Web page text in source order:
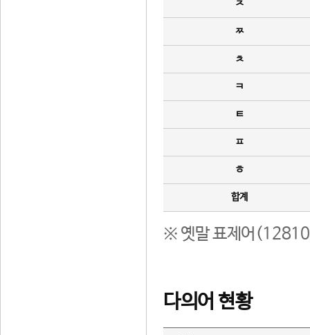
ㅈ
ㅉ
ㅊ
ㅋ
ㅌ
ㅍ
ㅎ
합계
※ 옛말 표제어(12810
다의어 현황